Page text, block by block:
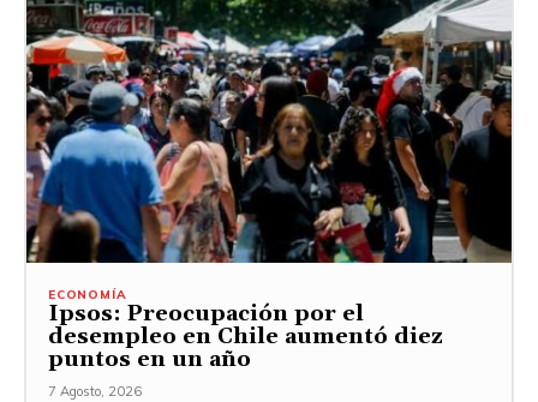
ECONOMÍA
Ipsos: Preocupación por el
desempleo en Chile aumentó diez
puntos en un año
7 Agosto, 2026